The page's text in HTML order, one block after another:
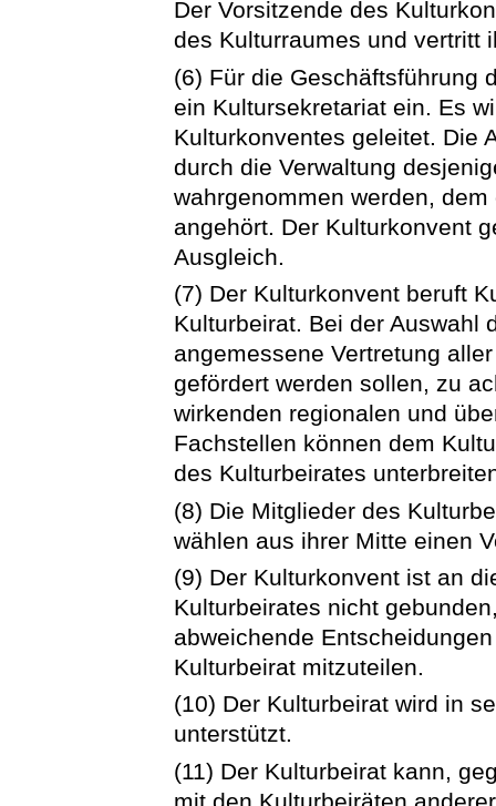
Der Vorsitzende des
des Kulturraumes und vertritt
(6) Für die Geschäftsführung
ein Kultursekretariat ein. Es
Kulturkonventes geleitet. Die
durch die Verwaltung
wahrgenommen werden,
angehört. Der Kulturkonvent
Ausgleich.
(7) Der Kulturkonvent beruft
Kulturbeirat. Bei der Auswahl
angemessene Vertretung
gefördert werden sollen, zu
wirkenden regionalen und
Fachstellen können dem
des Kulturbeirates
(8) Die Mitglieder des
wählen aus ihrer Mitte einen
(9) Der Kulturkonvent ist an
Kulturbeirates nicht
abweichende
Kulturbeirat mitzuteilen.
(10) Der Kulturbeirat wird in
unterstützt.
(11) Der Kulturbeirat kann,
mit den Kulturbeiräten